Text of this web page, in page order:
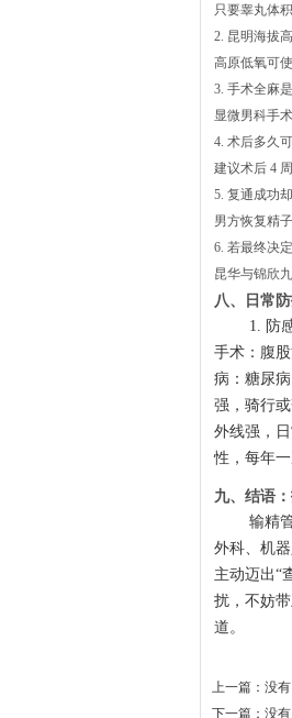
只要睾丸体
2. 昆明海拔
高原低氧可
3. 手术全麻
显微男科手
4. 术后多久
建议术后 4
5. 复通成功
男方恢复精
6. 若最终决
昆华与锦欣
八、日常
1. 防
手术：腹
病：糖尿
强，骑行
外线强，
性，每年
九、结语
输精
外科、机
主动迈出“
扰，不妨
道。
上一篇：没
下一篇：没有